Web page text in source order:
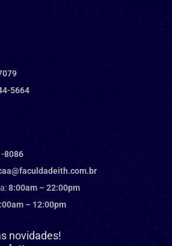
5664
8086
8:00am – 22:00pm
– 12:00pm
novidades!